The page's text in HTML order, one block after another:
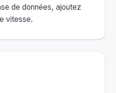
de données, ajoutez
vitesse.